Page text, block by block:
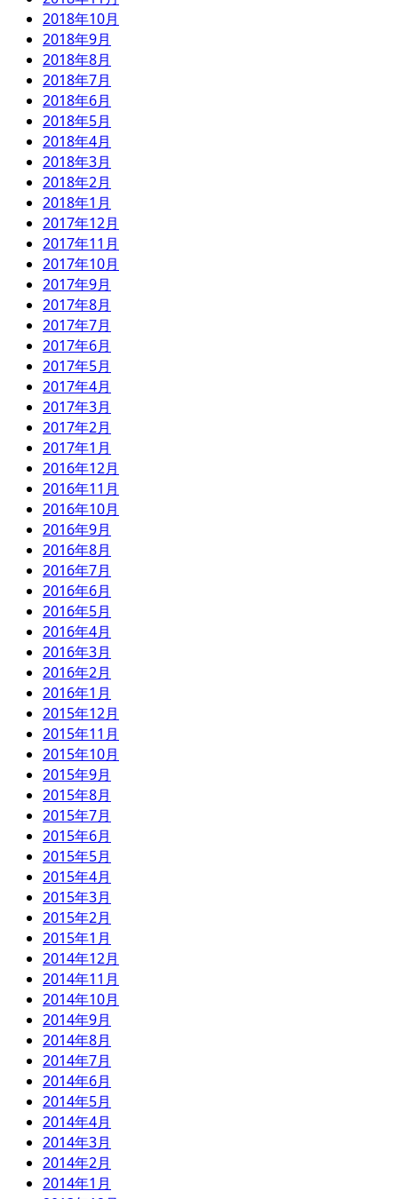
2018年10月
2018年9月
2018年8月
2018年7月
2018年6月
2018年5月
2018年4月
2018年3月
2018年2月
2018年1月
2017年12月
2017年11月
2017年10月
2017年9月
2017年8月
2017年7月
2017年6月
2017年5月
2017年4月
2017年3月
2017年2月
2017年1月
2016年12月
2016年11月
2016年10月
2016年9月
2016年8月
2016年7月
2016年6月
2016年5月
2016年4月
2016年3月
2016年2月
2016年1月
2015年12月
2015年11月
2015年10月
2015年9月
2015年8月
2015年7月
2015年6月
2015年5月
2015年4月
2015年3月
2015年2月
2015年1月
2014年12月
2014年11月
2014年10月
2014年9月
2014年8月
2014年7月
2014年6月
2014年5月
2014年4月
2014年3月
2014年2月
2014年1月